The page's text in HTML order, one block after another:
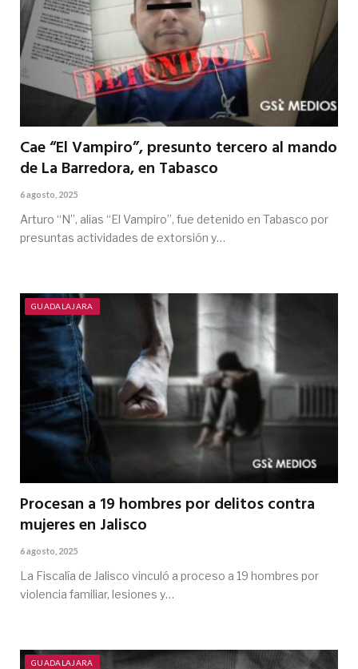
Cae “El Vampiro”, presunto tercero al mando
de La Barredora, en Tabasco
6 agosto, 2025
Arturo “N”, alias “El Vampiro”, fue detenido en Tabasco por
presuntas actividades de extorsión y…
GUADALAJARA
Procesan a 19 hombres por delitos contra
mujeres en Jalisco
6 agosto, 2025
La Fiscalía de Jalisco vinculó a proceso a 19 hombres por
violencia familiar, lesiones y…
GUADALAJARA